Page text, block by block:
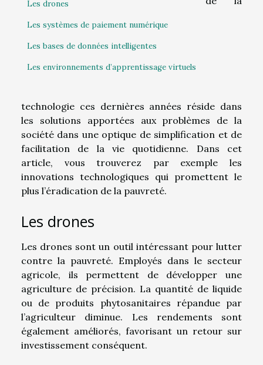
Les drones
Les systèmes de paiement numérique
Les bases de données intelligentes
Les environnements d’apprentissage virtuels
technologie ces dernières années réside dans
les solutions apportées aux problèmes de la
société dans une optique de simplification et de
facilitation de la vie quotidienne. Dans cet
article, vous trouverez par exemple les
innovations technologiques qui promettent le
plus l’éradication de la pauvreté.
Les drones
Les drones sont un outil intéressant pour lutter
contre la pauvreté. Employés dans le secteur
agricole, ils permettent de développer une
agriculture de précision. La quantité de liquide
ou de produits phytosanitaires répandue par
l’agriculteur diminue. Les rendements sont
également améliorés, favorisant un retour sur
investissement conséquent.